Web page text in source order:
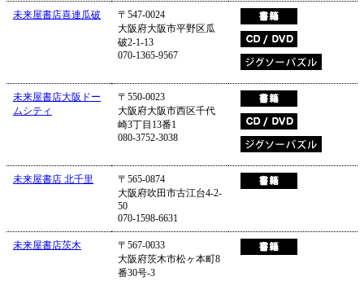
未来屋書店喜連瓜破
〒547-0024
大阪府大阪市平野区瓜
破2-1-13
070-1365-9567
未来屋書店大阪ドー
ムシティ
〒550-0023
大阪府大阪市西区千代
崎3丁目13番1
080-3752-3038
未来屋書店 北千里
〒565-0874
大阪府吹田市古江台4-2-
50
070-1598-6631
未来屋書店茨木
〒567-0033
大阪府茨木市松ヶ本町8
番30号-3